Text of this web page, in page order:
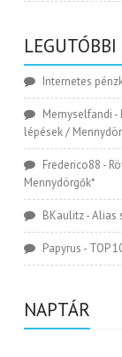
Internetes
Memyselfandi -
lépések /
Frederico88 -
Mennydörgők*
BKaulitz-Alias
Papyrus - TOP
NAPTÁR